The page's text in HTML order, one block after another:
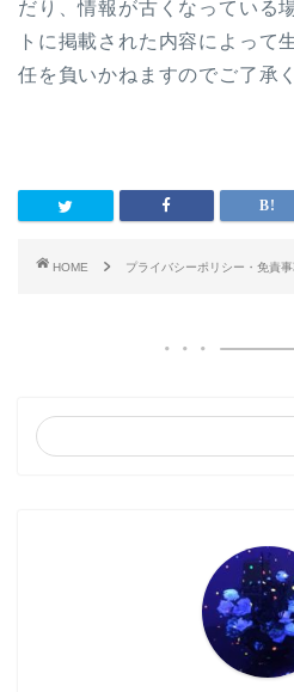
だり、情報が古くなっている
トに掲載された内容によって
任を負いかねますのでご了承
HOME プライバシーポリシー・免責